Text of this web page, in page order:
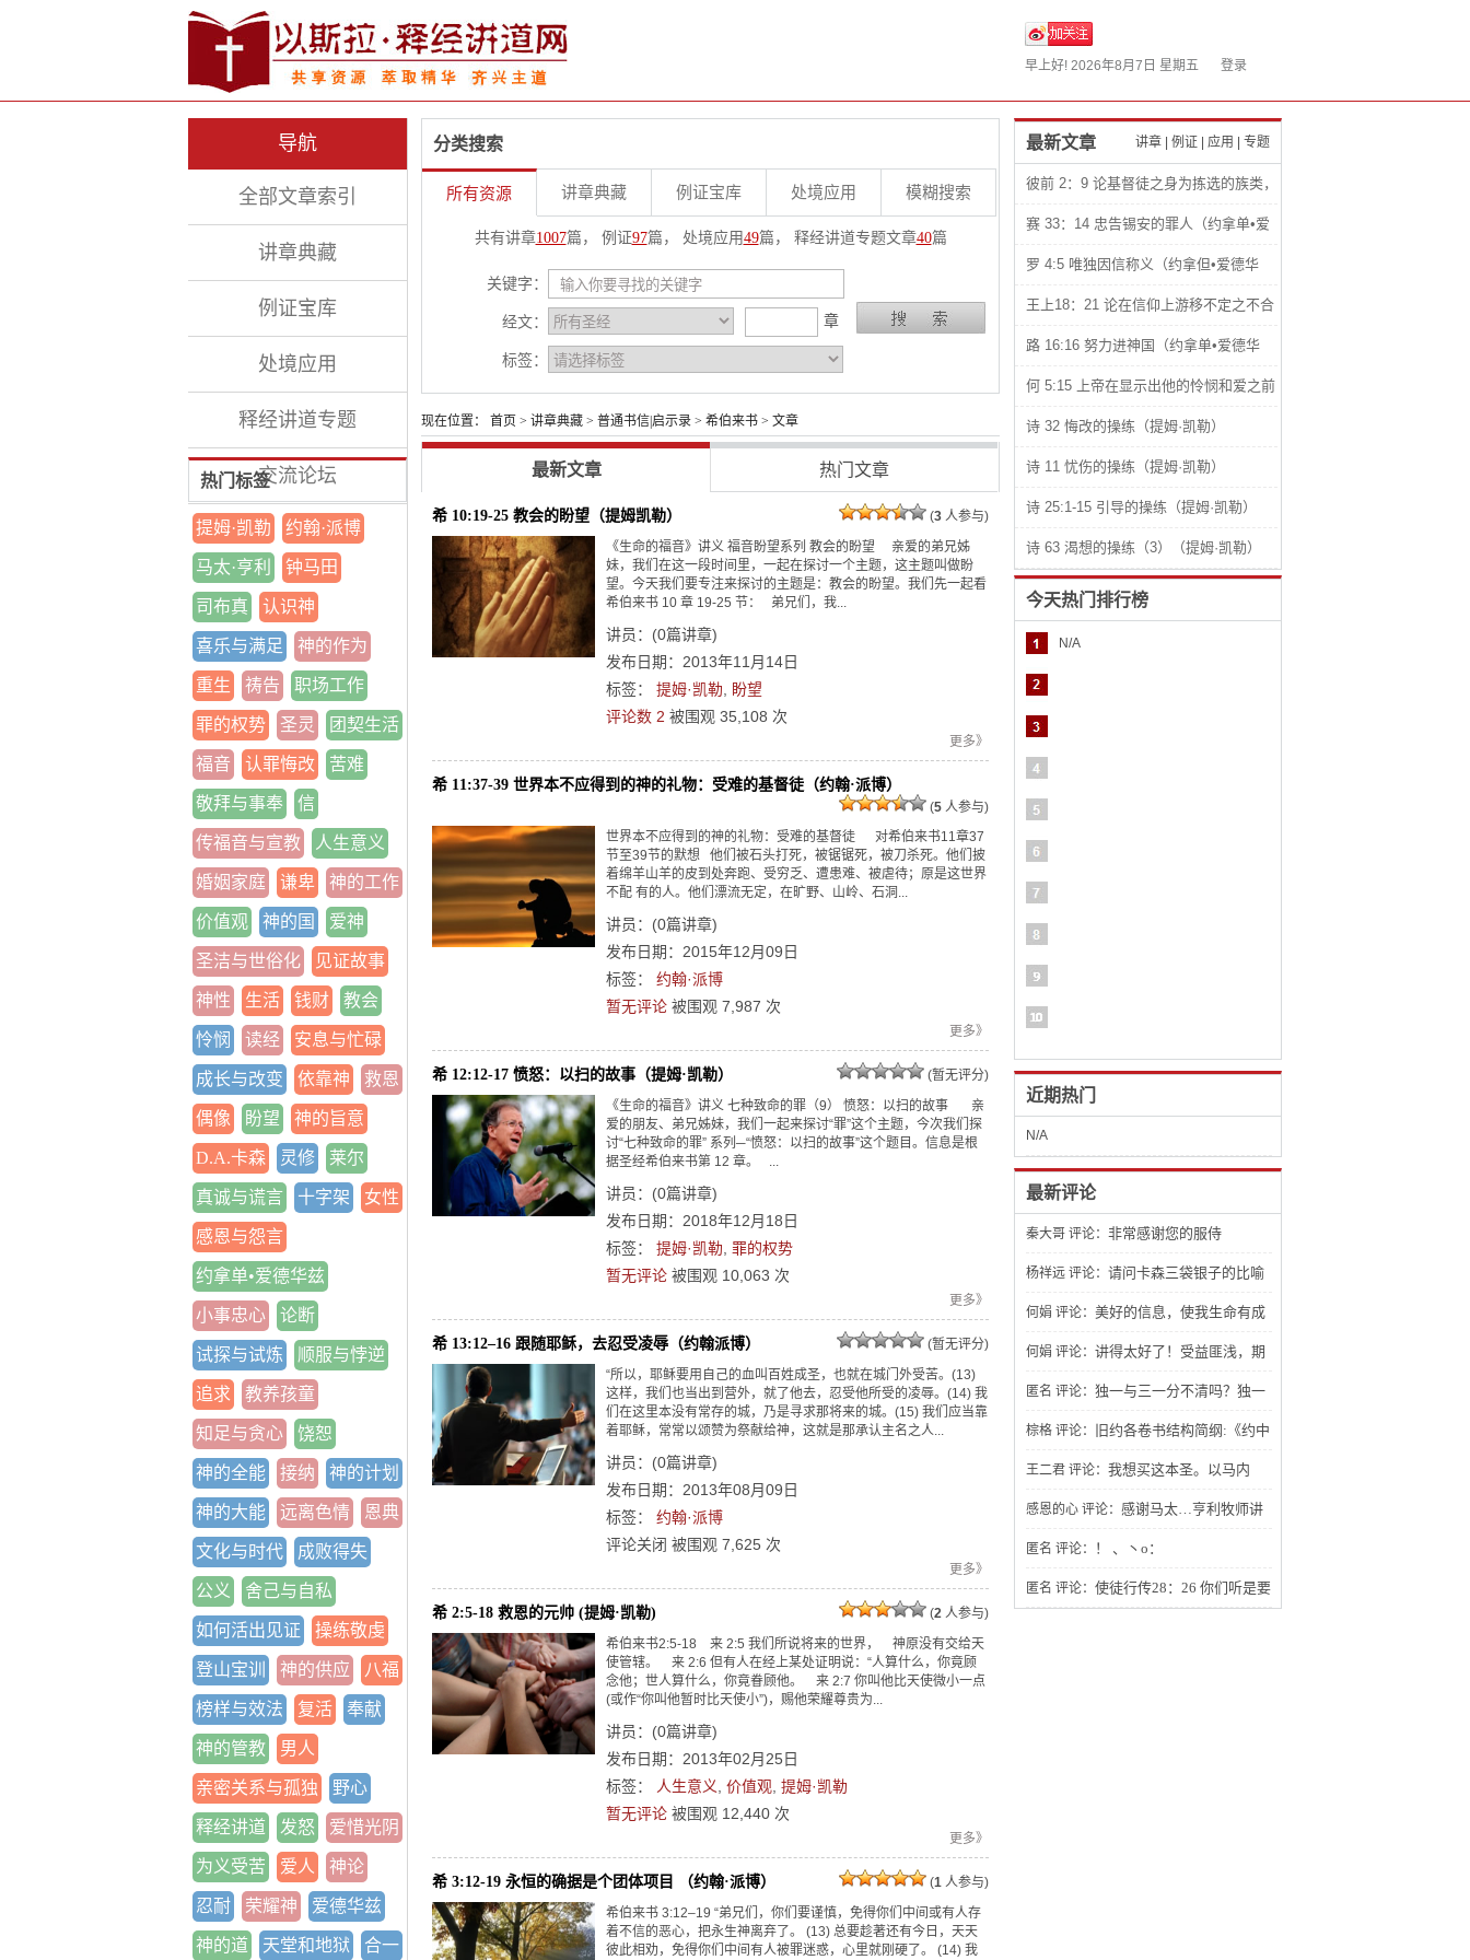
早上好! 2026年8月7日 星期五 登录
导航
全部文章索引
讲章典藏
例证宝库
处境应用
释经讲道专题
交流论坛
热门标签
提姆·凯勒 约翰·派博
马太·亨利 钟马田
司布真 认识神
喜乐与满足 神的作为
重生 祷告 职场工作
罪的权势 圣灵 团契生活
福音 认罪悔改 苦难
敬拜与事奉 信
传福音与宣教 人生意义
婚姻家庭 谦卑 神的工作
价值观 神的国 爱神
圣洁与世俗化 见证故事
神性 生活 钱财 教会
怜悯 读经 安息与忙碌
成长与改变 依靠神 救恩
偶像 盼望 神的旨意
D.A.卡森 灵修 莱尔
真诚与谎言 十字架 女性
感恩与怨言
约拿单•爱德华兹
小事忠心 论断
试探与试炼 顺服与悖逆
追求 教养孩童
知足与贪心 饶恕
神的全能 接纳 神的计划
神的大能 远离色情 恩典
文化与时代 成败得失
公义 舍己与自私
如何活出见证 操练敬虔
登山宝训 神的供应 八福
榜样与效法 复活 奉献
神的管教 男人
亲密关系与孤独 野心
释经讲道 发怒 爱惜光阴
为义受苦 爱人 神论
忍耐 荣耀神 爱德华兹
神的道 天堂和地狱 合一
分类搜索
所有资源 讲章典藏 例证宝库 处境应用 模糊搜索
共有讲章1007篇， 例证97篇， 处境应用49篇， 释经讲道专题文章40篇
关键字：
经文： 章
标签：
现在位置： 首页 > 讲章典藏 > 普通书信|启示录 > 希伯来书 > 文章
最新文章 热门文章
希 10:19-25 教会的盼望（提姆凯勒） (3 人参与)
《生命的福音》讲义 福音盼望系列 教会的盼望 亲爱的弟兄姊
妹，我们在这一段时间里，一起在探讨一个主题，这主题叫做盼
望。今天我们要专注来探讨的主题是：教会的盼望。我们先一起看
希伯来书 10 章 19-25 节： 弟兄们，我...
讲员： (0篇讲章)
发布日期：2013年11月14日
标签： 提姆·凯勒
盼望
评论数 2 被围观 35,108 次
更多》
希 11:37-39 世界本不应得到的神的礼物：受难的基督徒（约翰·派博）
(5 人参与)
世界本不应得到的神的礼物：受难的基督徒 对希伯来书11章37
节至39节的默想 他们被石头打死，被锯锯死，被刀杀死。他们披
着绵羊山羊的皮到处奔跑、受穷乏、遭患难、被虐待；原是这世界
不配 有的人。他们漂流无定，在旷野、山岭、石洞...
讲员： (0篇讲章)
发布日期：2015年12月09日
标签： 约翰·派博
暂无评论 被围观 7,987 次
更多》
希 12:12-17 愤怒：以扫的故事（提姆·凯勒）
(暂无评分)
《生命的福音》讲义 七种致命的罪（9） 愤怒：以扫的故事 亲
爱的朋友、弟兄姊妹，我们一起来探讨“罪”这个主题，今次我们探
讨“七种致命的罪” 系列─“愤怒：以扫的故事”这个题目。信息是根
据圣经希伯来书第 12 章。 ...
讲员： (0篇讲章)
发布日期：2018年12月18日
标签： 提姆·凯勒
罪的权势
暂无评论 被围观 10,063 次
更多》
希 13:12–16 跟随耶稣，去忍受凌辱（约翰派博）
(暂无评分)
“所以，耶稣要用自己的血叫百姓成圣，也就在城门外受苦。(13)
这样，我们也当出到营外，就了他去，忍受他所受的凌辱。(14) 我
们在这里本没有常存的城，乃是寻求那将来的城。(15) 我们应当靠
着耶稣，常常以颂赞为祭献给神，这就是那承认主名之人...
讲员： (0篇讲章)
发布日期：2013年08月09日
标签： 约翰·派博
评论关闭 被围观 7,625 次
更多》
希 2:5-18 救恩的元帅 (提姆·凯勒) (2 人参与)
希伯来书2:5-18 来 2:5 我们所说将来的世界， 神原没有交给天
使管辖。 来 2:6 但有人在经上某处证明说：“人算什么，你竟顾
念他；世人算什么，你竟眷顾他。 来 2:7 你叫他比天使微小一点
(或作“你叫他暂时比天使小”)，赐他荣耀尊贵为...
讲员： (0篇讲章)
发布日期：2013年02月25日
标签：
人生意义 价值观 提姆·凯勒
暂无评论 被围观 12,440 次
更多》
希 3:12-19 永恒的确据是个团体项目 （约翰·派博） (1 人参与)
希伯来书 3:12–19 “弟兄们，你们要谨慎，免得你们中间或有人存
着不信的恶心，把永生神离弃了。 (13) 总要趁著还有今日，天天
彼此相劝，免得你们中间有人被罪迷惑，心里就刚硬了。 (14) 我
最新文章 讲章 例证 应用 专题
彼前 2：9 论基督徒之身为拣选的族类，
君尊的祭司，圣洁的国度和属神的子民
（约拿单•爱德华兹）
赛 33：14 忠告锡安的罪人（约拿单•爱
德华兹）
罗 4:5 唯独因信称义（约拿但•爱德华
兹）
王上18：21 论在信仰上游移不定之不合
理性（约拿单•爱德华兹）
路 16:16 努力进神国（约拿单•爱德华
兹）
何 5:15 上帝在显示出他的怜悯和爱之前
总是让人感觉到他们的悲惨处境（约拿单•
爱德华兹）
诗 32 悔改的操练（提姆·凯勒）
诗 11 忧伤的操练（提姆·凯勒）
诗 25:1-15 引导的操练（提姆·凯勒）
诗 63 渴想的操练（3）（提姆·凯勒）
今天热门排行榜
N/A
近期热门
N/A
最新评论
秦大哥 评论： 非常感谢您的服侍
杨祥远 评论： 请问卡森三袋银子的比喻
文章怎么找不到？
何娟 评论： 美好的信息，使我生命有成
长，期待了解更多。
何娟 评论： 讲得太好了！受益匪浅，期
待看到更多有关建造生命的讲章，祝福
你。
匿名 评论： 独一与三一分不清吗？独一
三一 不一样吧？应该是人都能分辨得出
来。
棕格 评论： 旧约各卷书结构简纲:《约中
之钥：旧约文学结构》，非常棒！
王二君 评论： 我想买这本圣。以马内
利！
感恩的心 评论： 感谢马太…亨利牧师讲
的圣经证道，谢谢您分享给我的灵粮吗
哪，主与我们同在，哈利路亚！阿门。
匿名 评论： ！ 、丶o：
匿名 评论： 使徒行传28：26 你们听是要